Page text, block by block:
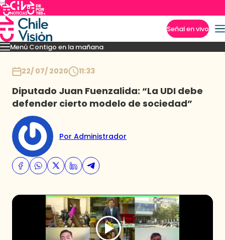
Señal en vivo
Menú Contigo en la mañana
MomentosReportajesDenunciasPolicialPolíticaEspectáculo
22/ 07/ 2020 11:33
Diputado Juan Fuenzalida: “La UDI debe
defender cierto modelo de sociedad”
Por Administrador
Imperdibles
Programas